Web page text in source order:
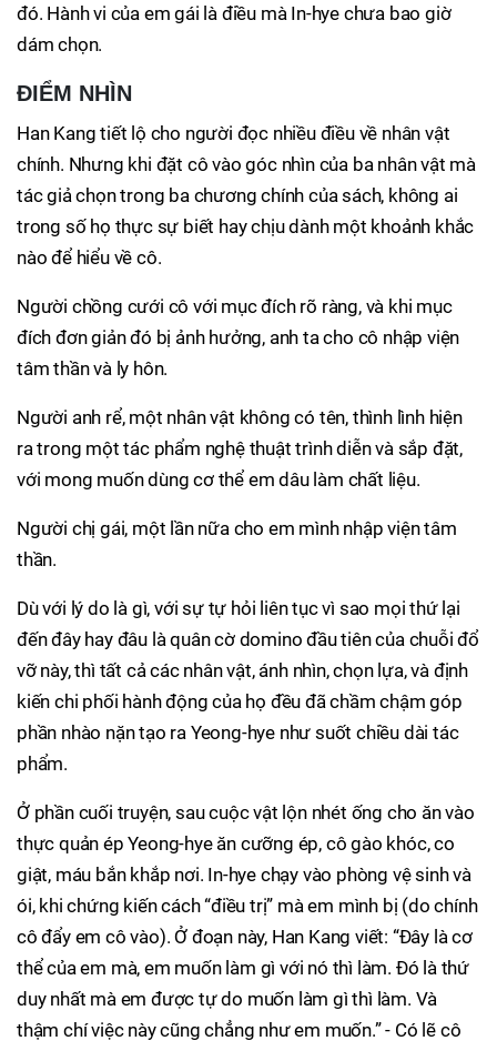
đó. Hành vi của em gái là điều mà In-hye chưa bao giờ
dám chọn.
ĐIỂM NHÌN
Han Kang tiết lộ cho người đọc nhiều điều về nhân vật
chính. Nhưng khi đặt cô vào góc nhìn của ba nhân vật mà
tác giả chọn trong ba chương chính của sách, không ai
trong số họ thực sự biết hay chịu dành một khoảnh khắc
nào để hiểu về cô.
Người chồng cưới cô với mục đích rõ ràng, và khi mục
đích đơn giản đó bị ảnh hưởng, anh ta cho cô nhập viện
tâm thần và ly hôn.
Người anh rể, một nhân vật không có tên, thình lình hiện
ra trong một tác phẩm nghệ thuật trình diễn và sắp đặt,
với mong muốn dùng cơ thể em dâu làm chất liệu.
Người chị gái, một lần nữa cho em mình nhập viện tâm
thần.
Dù với lý do là gì, với sự tự hỏi liên tục vì sao mọi thứ lại
đến đây hay đâu là quân cờ domino đầu tiên của chuỗi đổ
vỡ này, thì tất cả các nhân vật, ánh nhìn, chọn lựa, và định
kiến chi phối hành động của họ đều đã chầm chậm góp
phần nhào nặn tạo ra Yeong-hye như suốt chiều dài tác
phẩm.
Ở phần cuối truyện, sau cuộc vật lộn nhét ống cho ăn vào
thực quản ép Yeong-hye ăn cưỡng ép, cô gào khóc, co
giật, máu bắn khắp nơi. In-hye chạy vào phòng vệ sinh và
ói, khi chứng kiến cách “điều trị” mà em mình bị (do chính
cô đẩy em cô vào). Ở đoạn này, Han Kang viết: “Đây là cơ
thể của em mà, em muốn làm gì với nó thì làm. Đó là thứ
duy nhất mà em được tự do muốn làm gì thì làm. Và
thậm chí việc này cũng chẳng như em muốn.” - Có lẽ cô